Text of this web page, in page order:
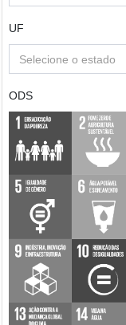
UF
Selecione o estado
ODS